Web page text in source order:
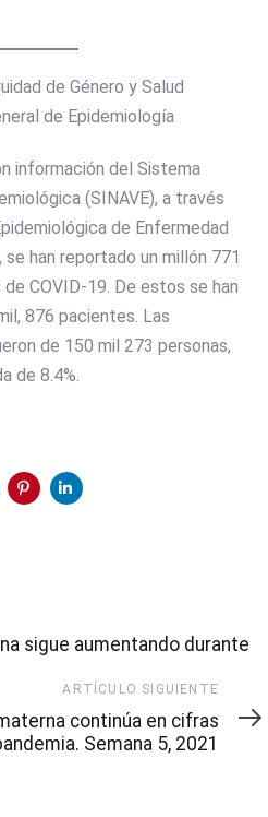
de Género y Salud
de Epidemiología
información del Sistema
(SINAVE), a través
de Enfermedad
se han reportado un millón 771
COVID-19. De estos se han
876 pacientes. Las
de 150 mil 273 personas,
de 8.4%.
sigue aumentando durante
ARTÍCULO SIGUIENTE
continúa en cifras
Semana 5, 2021